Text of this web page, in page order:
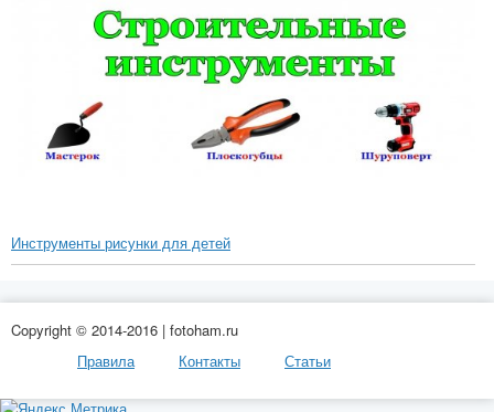
Инструменты рисунки для детей
Copyright © 2014-2016 | fotoham.ru
Правила
Контакты Статьи